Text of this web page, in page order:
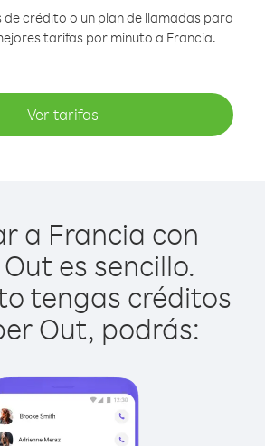
crédito o un plan de llamadas para
tarifas por minuto a Francia.
Ver tarifas
a Francia con
es sencillo.
tengas créditos
Out, podrás: